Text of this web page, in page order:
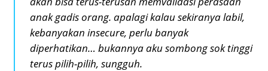
anak gadis orang. apalagi kalau sekiranya labil,
kebanyakan insecure, perlu banyak
diperhatikan… bukannya aku sombong sok tinggi
terus pilih-pilih, sungguh.